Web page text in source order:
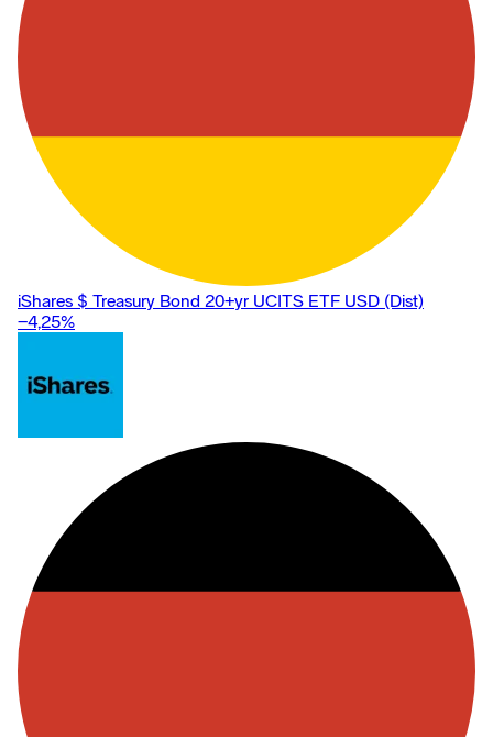
iShares $ Treasury Bond 20+yr UCITS ETF USD (Dist)
−4,25%